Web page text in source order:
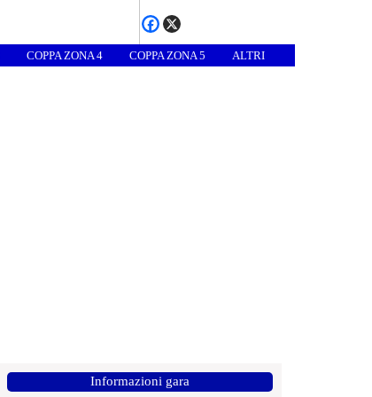
COPPA ZONA 4 COPPA ZONA 5 ALTRI
Informazioni gara